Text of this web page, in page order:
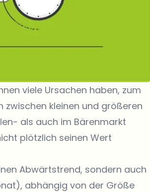
viele Ursachen haben, zum
zwischen kleinen und größeren
als auch im Bärenmarkt
plötzlich seinen Wert
Abwärtstrend, sondern auch
abhängig von der Größe